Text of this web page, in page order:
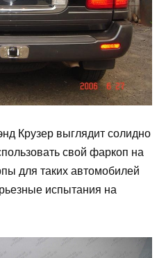
Крузер выглядит солидно
свой фаркоп на
для таких автомобилей
испытания на